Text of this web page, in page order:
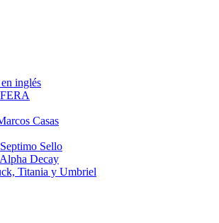
inglés
Casas
Sello
Decay
Titania y Umbriel